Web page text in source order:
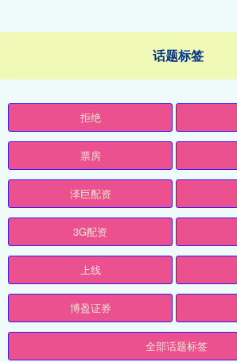
话题标签
拒绝
票房
泽巨配资
3G配资
上线
博盈证券
全部话题标签